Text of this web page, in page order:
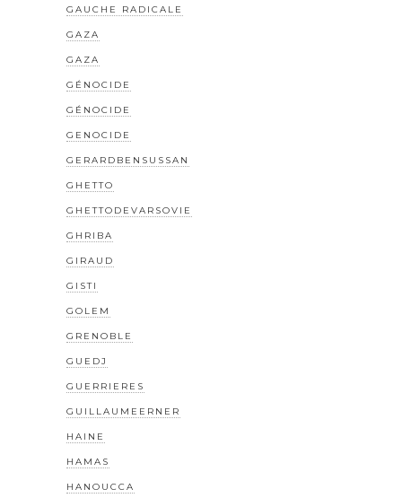
GAUCHE RADICALE
GAZA
GAZA
GÉNOCIDE
GÉNOCIDE
GENOCIDE
GERARDBENSUSSAN
GHETTO
GHETTODEVARSOVIE
GHRIBA
GIRAUD
GISTI
GOLEM
GRENOBLE
GUEDJ
GUERRIERES
GUILLAUMEERNER
HAINE
HAMAS
HANOUCCA